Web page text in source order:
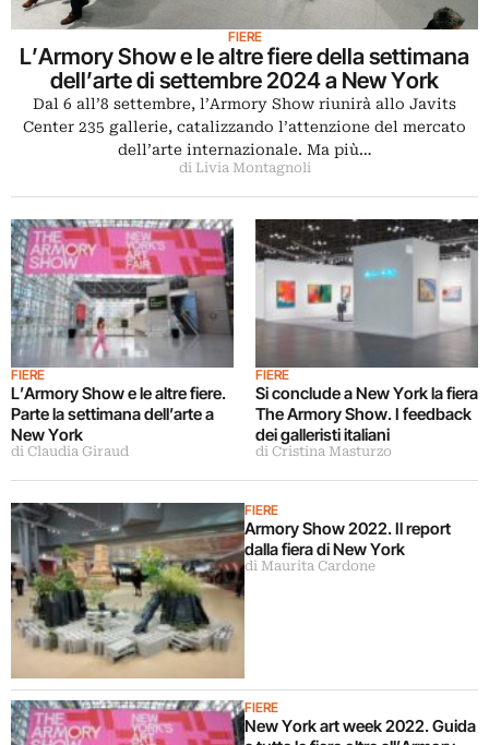
FIERE
L’Armory Show e le altre fiere della settimana
dell’arte di settembre 2024 a New York
Dal 6 all’8 settembre, l’Armory Show riunirà allo Javits
Center 235 gallerie, catalizzando l’attenzione del mercato
dell’arte internazionale. Ma più…
di Livia Montagnoli
FIERE
L’Armory Show e le altre fiere.
Parte la settimana dell’arte a
New York
di Claudia Giraud
FIERE
Si conclude a New York la fiera
The Armory Show. I feedback
dei galleristi italiani
di Cristina Masturzo
FIERE
Armory Show 2022. Il report
dalla fiera di New York
di Maurita Cardone
FIERE
New York art week 2022. Guida